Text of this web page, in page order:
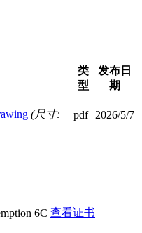
类
型
发布日
期
(尺寸:
pdf 2026/5/7
6C 查看证书